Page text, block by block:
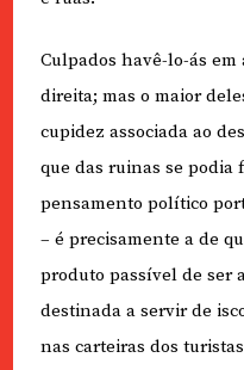
Culpados havê-lo-ás
direita; mas o maior
cupidez associada ao
que das ruinas se podia
pensamento político
– é precisamente a de
produto passível de ser
destinada a servir de
nas carteiras dos